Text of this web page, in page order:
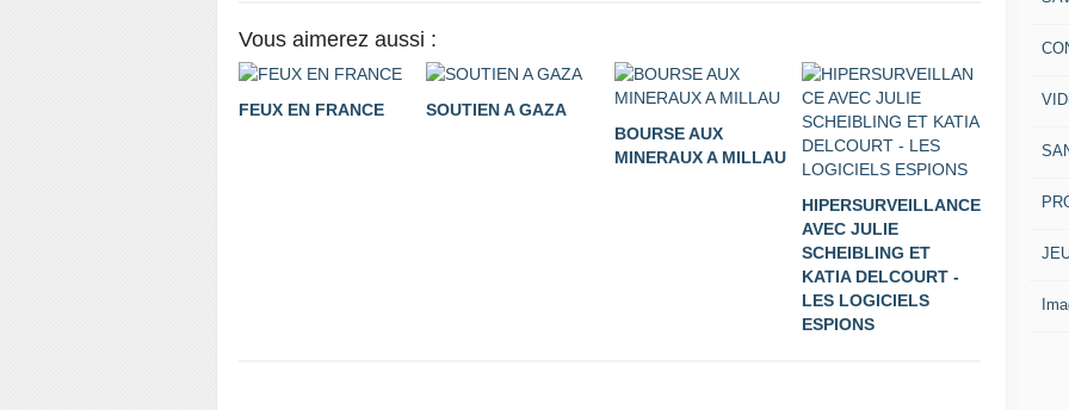
Vous aimerez aussi :
FEUX EN FRANCE
SOUTIEN A GAZA
BOURSE AUX
MINERAUX A MILLAU
HIPERSURVEILLANCE
AVEC JULIE
SCHEIBLING ET
KATIA DELCOURT -
LES LOGICIELS
ESPIONS